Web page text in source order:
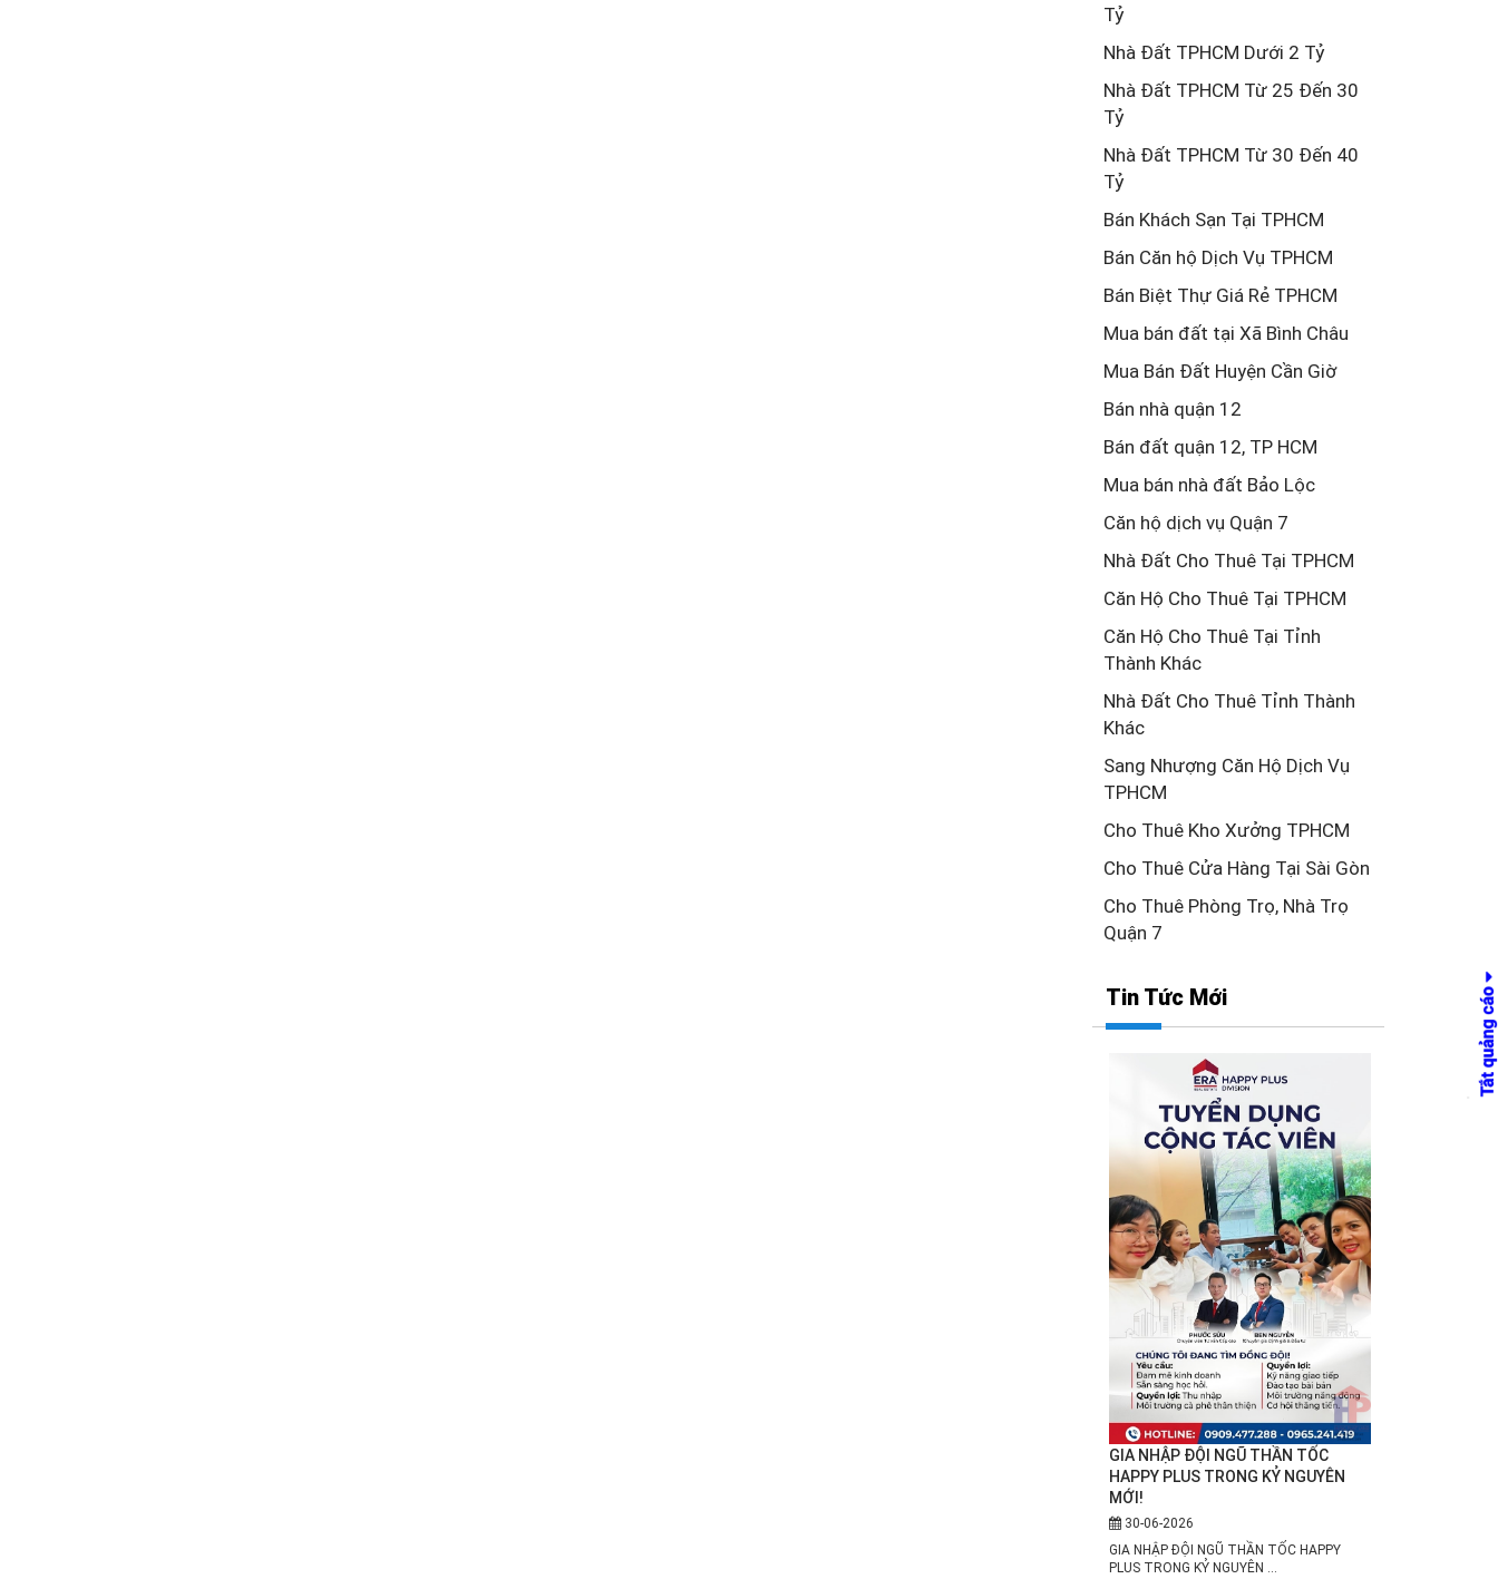
Tỷ
Nhà Đất TPHCM Dưới 2 Tỷ
Nhà Đất TPHCM Từ 25 Đến 30
Tỷ
Nhà Đất TPHCM Từ 30 Đến 40
Tỷ
Bán Khách Sạn Tại TPHCM
Bán Căn hộ Dịch Vụ TPHCM
Bán Biệt Thự Giá Rẻ TPHCM
Mua bán đất tại Xã Bình Châu
Mua Bán Đất Huyện Cần Giờ
Bán nhà quận 12
Bán đất quận 12, TP HCM
Mua bán nhà đất Bảo Lộc
Căn hộ dịch vụ Quận 7
Nhà Đất Cho Thuê Tại TPHCM
Căn Hộ Cho Thuê Tại TPHCM
Căn Hộ Cho Thuê Tại Tỉnh
Thành Khác
Nhà Đất Cho Thuê Tỉnh Thành
Khác
Sang Nhượng Căn Hộ Dịch Vụ
TPHCM
Cho Thuê Kho Xưởng TPHCM
Cho Thuê Cửa Hàng Tại Sài Gòn
Cho Thuê Phòng Trọ, Nhà Trọ
Quận 7
Tin Tức Mới
GIA NHẬP ĐỘI NGŨ THẦN TỐC
HAPPY PLUS TRONG KỶ NGUYÊN
MỚI!
30-06-2026
GIA NHẬP ĐỘI NGŨ THẦN TỐC HAPPY
PLUS TRONG KỶ NGUYÊN ...